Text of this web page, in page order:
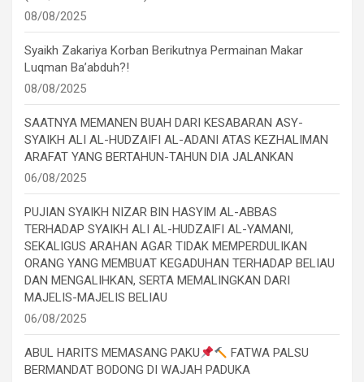
08/08/2025
Syaikh Zakariya Korban Berikutnya Permainan Makar
Luqman Ba’abduh?!
08/08/2025
SAATNYA MEMANEN BUAH DARI KESABARAN ASY-
SYAIKH ALI AL-HUDZAIFI AL-ADANI ATAS KEZHALIMAN
ARAFAT YANG BERTAHUN-TAHUN DIA JALANKAN
06/08/2025
PUJIAN SYAIKH NIZAR BIN HASYIM AL-ABBAS
TERHADAP SYAIKH ALI AL-HUDZAIFI AL-YAMANI,
SEKALIGUS ARAHAN AGAR TIDAK MEMPERDULIKAN
ORANG YANG MEMBUAT KEGADUHAN TERHADAP BELIAU
DAN MENGALIHKAN, SERTA MEMALINGKAN DARI
MAJELIS-MAJELIS BELIAU
06/08/2025
ABUL HARITS MEMASANG PAKU
FATWA PALSU
BERMANDAT BODONG DI WAJAH PADUKA